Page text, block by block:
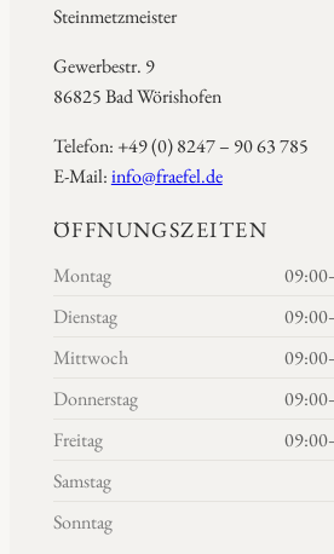
Steinmetzmeister
Gewerbestr. 9
86825 Bad Wörishofen
Telefon: +49 (0) 8247 – 90 63 785
E-Mail:info@fraefel.de
ÖFFNUNGSZEITEN
Montag
Dienstag
Mittwoch
Donnerstag
Freitag
Samstag
Sonntag